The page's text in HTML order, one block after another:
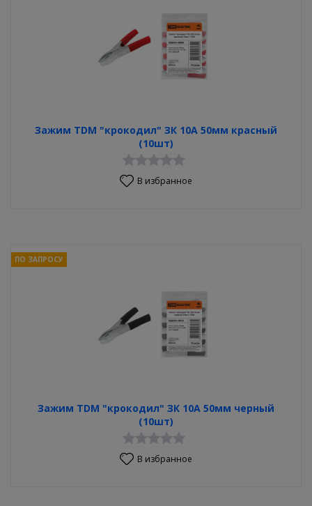
Зажим TDM "крокодил" ЗК 10А 50мм красный
(10шт)
В избранное
Зажим TDM "крокодил" ЗК 10А 50мм черный
(10шт)
ПО ЗАПРОСУ
В избранное